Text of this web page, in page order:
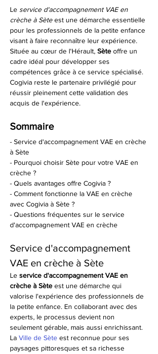
Le service d'accompagnement VAE en
crèche à Sète est une démarche essentielle
pour les professionnels de la petite enfance
visant à faire reconnaître leur expérience.
Située au cœur de l'Hérault, Sète offre un
cadre idéal pour développer ses
compétences grâce à ce service spécialisé.
Cogivia reste le partenaire privilégié pour
réussir pleinement cette validation des
acquis de l'expérience.
Sommaire
- Service d'accompagnement VAE en crèche
à Sète
- Pourquoi choisir Sète pour votre VAE en
crèche ?
- Quels avantages offre Cogivia ?
- Comment fonctionne la VAE en crèche
avec Cogivia à Sète ?
- Questions fréquentes sur le service
d'accompagnement VAE en crèche
Service d'accompagnement
VAE en crèche à Sète
Le service d'accompagnement VAE en
crèche à Sète est une démarche qui
valorise l'expérience des professionnels de
la petite enfance. En collaborant avec des
experts, le processus devient non
seulement gérable, mais aussi enrichissant.
La Ville de Sète est reconnue pour ses
paysages pittoresques et sa richesse